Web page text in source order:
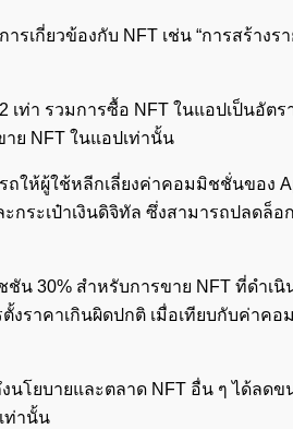
เกี่ยวข้องกับ NFT เช่น “การสร้างรา
เท่า รวมการซื้อ NFT ในแอปเป็นอัต
ย NFT ในแอปเท่านั้น
ให้ผู้ใช้หลีกเลี่ยงค่าคอมมิชชั่นของ
กระเป๋าเงินดิจิทัล ซึ่งสามารถปลดล็อ
30% สำหรับการขาย NFT ที่ดำเนิ
ตั้งราคาเกินผิดปกติ เมื่อเทียบกับค่าค
นโยบายและตลาด NFT อื่น ๆ ได้ลดข
ท่านั้น